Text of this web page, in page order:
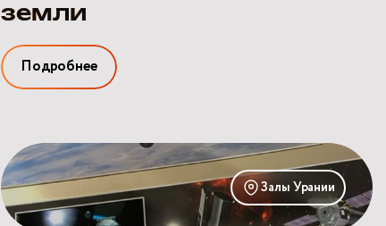
земли
Подробнее
Космический
телескоп
«Хаббл»
Залы Урании